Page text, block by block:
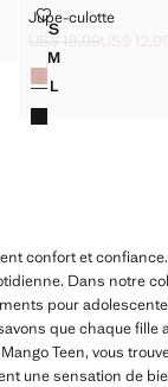
Tailles
SJUPE-CULOTTE
MJUPE-CULOTTE
LJUPE-CULOTTE
Jupe-culotte
JUPE-CULOTTE
Prix initial barré
US$ 19,99
Prix actuel [US$
US$
Couleurs
confort et
Dans notre
pour
que chaque
Teen, vous
une sensation de